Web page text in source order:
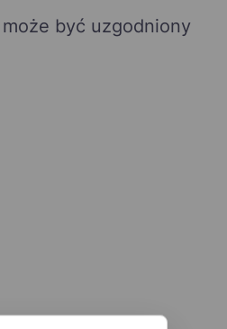
być uzgodniony